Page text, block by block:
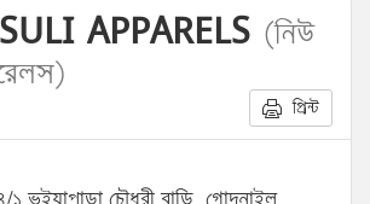
APPARELS (নিউ
প্রিন্ট